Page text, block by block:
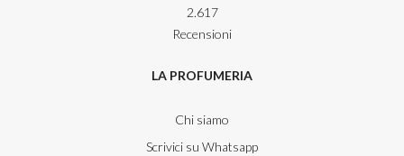
2.617
Recensioni
LA PROFUMERIA
Chi siamo
Scrivici su Whatsapp